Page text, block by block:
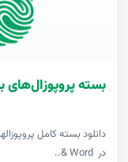
بسته پروپوزال‌های
دانلود بسته کامل
در Word &..